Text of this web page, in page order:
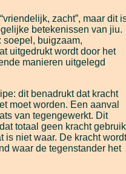
zacht”, maar dit
betekenissen van jiu.
buigzaam,
uitgedrukt wordt door het
manieren uitgelegd
dit benadrukt dat kracht
moet worden. Een aanval
van tegengewerkt. Dit
totaal geen kracht
is niet waar. De kracht wordt
waar de tegenstander het